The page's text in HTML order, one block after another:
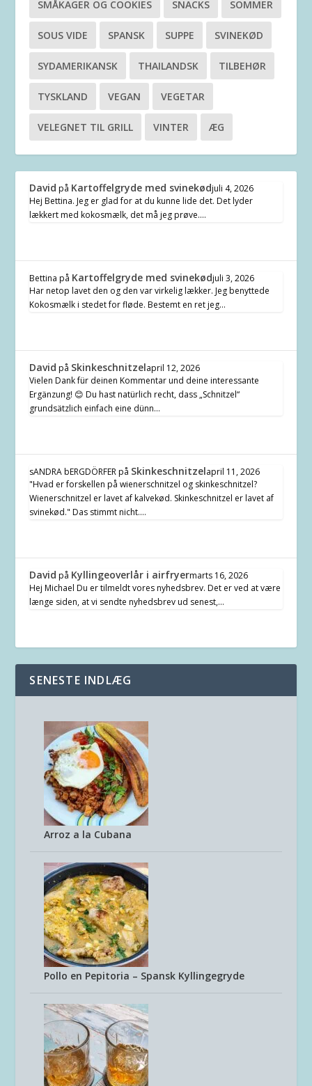
SMÅKAGER OG COOKIES SNACKS SOMMER
SOUS VIDE SPANSK SUPPE SVINEKØD
SYDAMERIKANSK THAILANDSK TILBEHØR
TYSKLAND VEGAN VEGETAR
VELEGNET TIL GRILL VINTER ÆG
David på Kartoffelgryde med svinekødjuli 4, 2026
Hej Bettina. Jeg er glad for at du kunne lide det. Det lyder
lækkert med kokosmælk, det må jeg prøve.…
Bettina på Kartoffelgryde med svinekødjuli 3, 2026
Har netop lavet den og den var virkelig lækker. Jeg benyttede
Kokosmælk i stedet for fløde. Bestemt en ret jeg…
David på Skinkeschnitzelapril 12, 2026
Vielen Dank für deinen Kommentar und deine interessante
Ergänzung! 😊 Du hast natürlich recht, dass „Schnitzel“
grundsätzlich einfach eine dünn…
sANDRA bERGDÖRFERpå Skinkeschnitzelapril 11, 2026
"Hvad er forskellen på wienerschnitzel og skinkeschnitzel?
Wienerschnitzel er lavet af kalvekød. Skinkeschnitzel er lavet af
svinekød." Das stimmt nicht.…
David på Kyllingeoverlår i airfryermarts 16, 2026
Hej Michael Du er tilmeldt vores nyhedsbrev. Det er ved at være
længe siden, at vi sendte nyhedsbrev ud senest,…
SENESTE INDLÆG
Arroz a la Cubana
Pollo en Pepitoria – Spansk Kyllingegryde